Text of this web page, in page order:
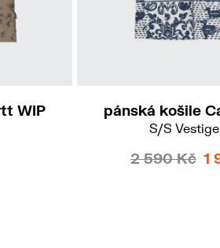
WIP pánská košile
S/S
2 590 Kč 1